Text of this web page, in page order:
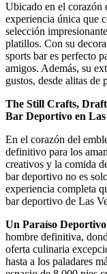
Ubicado en el
experiencia única que
selección
platillos. Con su
sports bar es perfecto
amigos. Además, su
gustos, desde alitas de
The Still Crafts,
Bar Deportivo en Las
En el corazón del
definitivo para los
creativos y la comida
bar deportivo no es
experiencia completa
bar deportivo de Las
Un Paraíso
hombre definitiva,
oferta culinaria
hasta a los paladares